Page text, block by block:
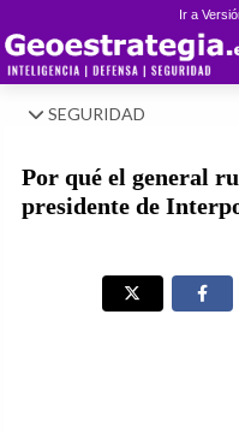
Ir a
SEGURIDAD
Por qué el general
presidente de